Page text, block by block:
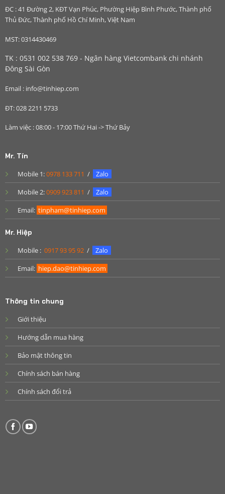
ĐC : 41 Đường 2, KĐT Vạn Phúc, Phường Hiệp Bình Phước, Thành phố
Thủ Đức, Thành phố Hồ Chí Minh, Việt Nam
MST: 0314430469
TK : 0531 002 538 769 - Ngân hàng Vietcombank chi nhánh
Đông Sài Gòn
Email : info@tinhiep.com
ĐT: 028 2211 5733
Làm việc : 08:00 - 17:00 Thứ Hai -> Thứ Bảy
Mr. Tín
Mobile 1:0978 133 711 /
Zalo
Mobile 2:0909 923 811 /
Zalo
Email: tinpham@tinhiep.com
Mr. Hiệp
Mobile : 0917 93 95 92/
Zalo
Email: hiep.dao@tinhiep.com
Thông tin chung
Giới thiệu
Hướng dẫn mua hàng
Bảo mật thông tin
Chính sách bán hàng
Chính sách đổi trả